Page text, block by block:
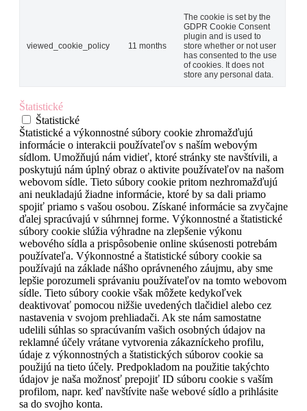
viewed_cookie_policy 11 months
The cookie is set by the
GDPR Cookie Consent
plugin and is used to
store whether or not user
has consented to the use
of cookies. It does not
store any personal data.
Štatistické
Štatistické
Štatistické a výkonnostné súbory cookie zhromažďujú
informácie o interakcii používateľov s naším webovým
sídlom. Umožňujú nám vidieť, ktoré stránky ste navštívili, a
poskytujú nám úplný obraz o aktivite používateľov na našom
webovom sídle. Tieto súbory cookie pritom nezhromažďujú
ani neukladajú žiadne informácie, ktoré by sa dali priamo
spojiť priamo s vašou osobou. Získané informácie sa zvyčajne
ďalej spracúvajú v súhrnnej forme. Výkonnostné a štatistické
súbory cookie slúžia výhradne na zlepšenie výkonu
webového sídla a prispôsobenie online skúsenosti potrebám
používateľa. Výkonnostné a štatistické súbory cookie sa
používajú na základe nášho oprávneného záujmu, aby sme
lepšie porozumeli správaniu používateľov na tomto webovom
sídle. Tieto súbory cookie však môžete kedykoľvek
deaktivovať pomocou nižšie uvedených tlačidiel alebo cez
nastavenia v svojom prehliadači. Ak ste nám samostatne
udelili súhlas so spracúvaním vašich osobných údajov na
reklamné účely vrátane vytvorenia zákazníckeho profilu,
údaje z výkonnostných a štatistických súborov cookie sa
použijú na tieto účely. Predpokladom na použitie takýchto
údajov je naša možnosť prepojiť ID súboru cookie s vaším
profilom, napr. keď navštívite naše webové sídlo a prihlásite
sa do svojho konta.